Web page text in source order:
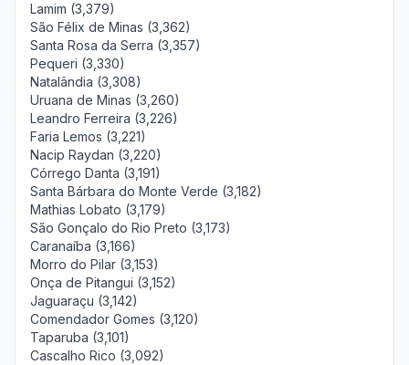
Lamim (3,379)
São Félix de Minas (3,362)
Santa Rosa da Serra (3,357)
Pequeri (3,330)
Natalândia (3,308)
Uruana de Minas (3,260)
Leandro Ferreira (3,226)
Faria Lemos (3,221)
Nacip Raydan (3,220)
Córrego Danta (3,191)
Santa Bárbara do Monte Verde (3,182)
Mathias Lobato (3,179)
São Gonçalo do Rio Preto (3,173)
Caranaíba (3,166)
Morro do Pilar (3,153)
Onça de Pitangui (3,152)
Jaguaraçu (3,142)
Comendador Gomes (3,120)
Taparuba (3,101)
Cascalho Rico (3,092)